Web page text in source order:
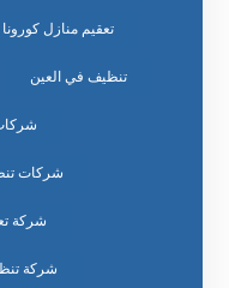
تعقيم منازل كورونا
تنظيف في العين
شركات
شركة
شركة